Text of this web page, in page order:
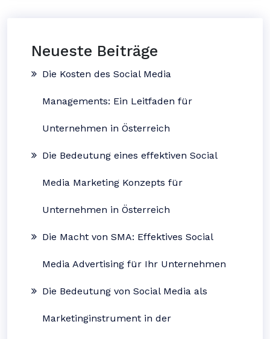
Neueste Beiträge
Die Kosten des Social Media
Managements: Ein Leitfaden für
Unternehmen in Österreich
Die Bedeutung eines effektiven Social
Media Marketing Konzepts für
Unternehmen in Österreich
Die Macht von SMA: Effektives Social
Media Advertising für Ihr Unternehmen
Die Bedeutung von Social Media als
Marketinginstrument in der